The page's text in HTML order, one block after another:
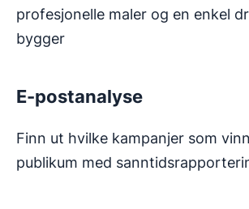
profesjonelle maler og en enkel
bygger
E-postanalyse
Finn ut hvilke kampanjer som
publikum med